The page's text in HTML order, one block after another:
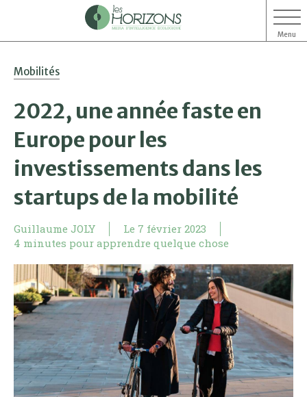
Menu
Mobilités
2022, une année faste en
Europe pour les
investissements dans les
startups de la mobilité
Guillaume JOLY Le 7 février 2023
4 minutes pour apprendre quelque chose